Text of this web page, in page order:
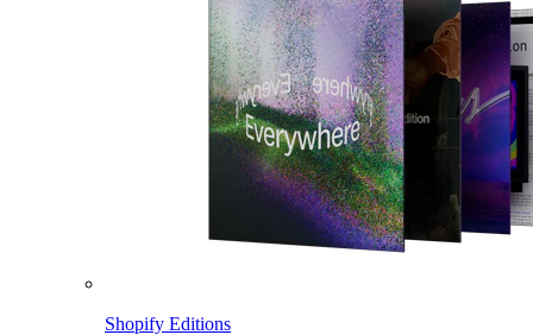
Shopify Editions